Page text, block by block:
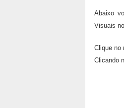
Abaixo
Visuais
Clique no
Clicando